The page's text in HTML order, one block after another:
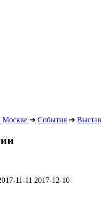
Москве ➔ События ➔
11-11 2017-12-10